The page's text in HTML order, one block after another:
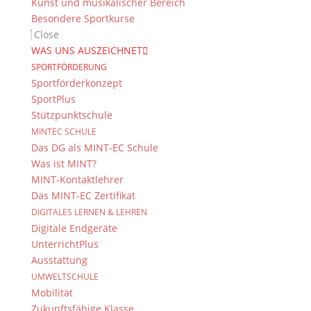
Besondere Sportkurse
Close
WAS UNS AUSZEICHNET
SPORTFÖRDERUNG
Sportförderkonzept
SportPlus
Stützpunktschule
MINTEC SCHULE
Das DG als MINT-EC Schule
Was ist MINT?
MINT-Kontaktlehrer
Das MINT-EC Zertifikat
DIGITALES LERNEN & LEHREN
Digitale Endgeräte
UnterrichtPlus
Ausstattung
UMWELTSCHULE
Mobilität
Hilfiger cap. He is not the biggest snowman but he is
not the smallest one, either. He lives in our garden
and whenever there is somebody nearby, he does
not move at all. But if there is nobody around, he
stretches his legs and walks over to his friends. He is
really endangered because he can melt but he
knows that somebody is going to make a new Hilfi
next winter. At the moment he is thinking: “There’s a
lot of snow this winter. That is phantastic. However,
it is a little bit sad that there are not so many
snowmen in my neighbourhood but maybe the
children are going to make some today as it is really
cold. That’s great because my chances of survival are
higher that way.”